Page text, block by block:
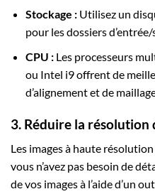
Stockage :Utilisez un
pour les dossiers
CPU :Les processeurs
ou Intel i9 offrent de
d’alignement et de
3. Réduire la résolution
Les images à haute
vous n’avez pas besoin de
de vos images à l’aide d’un